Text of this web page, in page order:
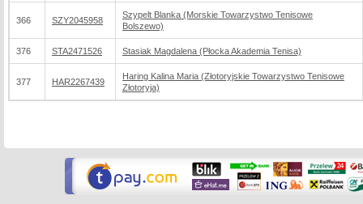
366 SZY2045958
Szypelt Blanka (Morskie Towarzystwo Tenisowe
Bolszewo)
376 STA2471526 Stasiak Magdalena (Płocka Akademia Tenisa)
377 HAR2267439
Haring Kalina Maria (Złotoryjskie Towarzystwo Tenisowe
Złotoryja)